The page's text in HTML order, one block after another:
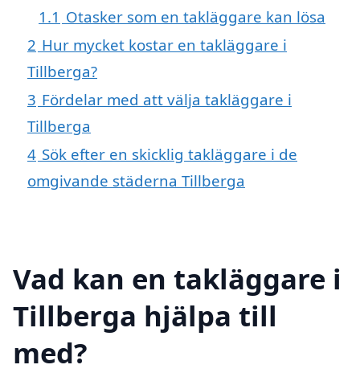
1.1 Otasker som en takläggare kan lösa
2 Hur mycket kostar en takläggare i
Tillberga?
3 Fördelar med att välja takläggare i
Tillberga
4 Sök efter en skicklig takläggare i de
omgivande städerna Tillberga
Vad kan en takläggare i
Tillberga hjälpa till
med?